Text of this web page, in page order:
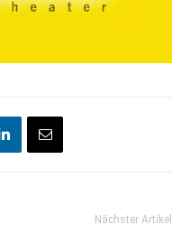
Nächster Artikel